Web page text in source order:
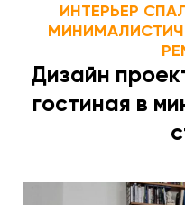
ИНТЕРЬЕР
Дизайн
гостиная в